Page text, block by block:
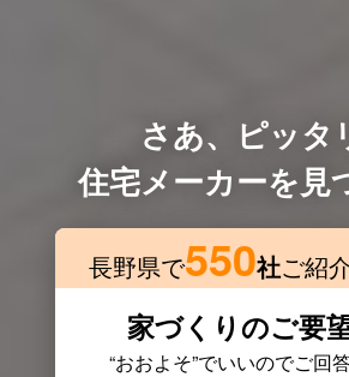
さあ、ピッタ
住宅メーカーを見
長野県で550社ご紹
家づくりのご要
“おおよそ”でいいのでご回